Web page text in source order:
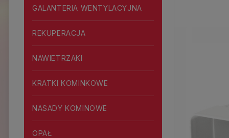
GALANTERIA WENTYLACYJNA
REKUPERACJA
NAWIETRZAKI
KRATKI KOMINKOWE
NASADY KOMINOWE
OPAŁ